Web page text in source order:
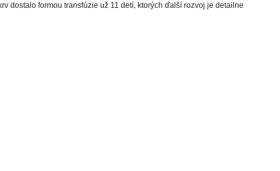
dostalo formou transfúzie už 11 detí, ktorých ďalší rozvoj je detailne